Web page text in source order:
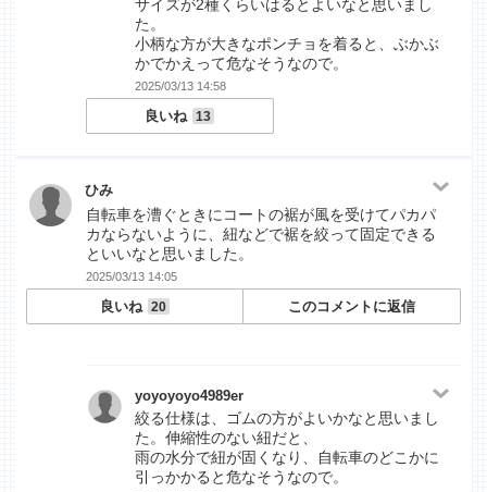
サイズが2種くらいはるとよいなと思いまし
た。
小柄な方が大きなポンチョを着ると、ぶかぶ
かでかえって危なそうなので。
2025/03/13 14:58
良いね 13
ひみ
自転車を漕ぐときにコートの裾が風を受けてパカパ
カならないように、紐などで裾を絞って固定できる
といいなと思いました。
2025/03/13 14:05
良いね 20 このコメントに返信
yoyoyoyo4989er
絞る仕様は、ゴムの方がよいかなと思いまし
た。伸縮性のない紐だと、
雨の水分で紐が固くなり、自転車のどこかに
引っかかると危なそうなので。